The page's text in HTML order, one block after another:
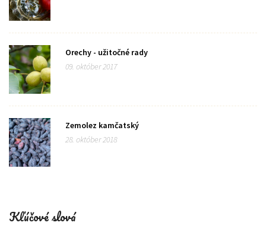
Orechy - užitočné rady
09. október 2017
Zemolez kamčatský
28. október 2018
Kľúčové slová